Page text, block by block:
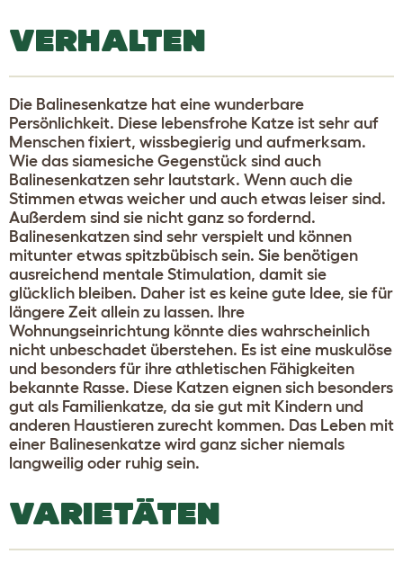
VERHALTEN
Die Balinesenkatze hat eine wunderbare
Persönlichkeit. Diese lebensfrohe Katze ist sehr auf
Menschen fixiert, wissbegierig und aufmerksam.
Wie das siamesiche Gegenstück sind auch
Balinesenkatzen sehr lautstark. Wenn auch die
Stimmen etwas weicher und auch etwas leiser sind.
Außerdem sind sie nicht ganz so fordernd.
Balinesenkatzen sind sehr verspielt und können
mitunter etwas spitzbübisch sein. Sie benötigen
ausreichend mentale Stimulation, damit sie
glücklich bleiben. Daher ist es keine gute Idee, sie für
längere Zeit allein zu lassen. Ihre
Wohnungseinrichtung könnte dies wahrscheinlich
nicht unbeschadet überstehen. Es ist eine muskulöse
und besonders für ihre athletischen Fähigkeiten
bekannte Rasse. Diese Katzen eignen sich besonders
gut als Familienkatze, da sie gut mit Kindern und
anderen Haustieren zurecht kommen. Das Leben mit
einer Balinesenkatze wird ganz sicher niemals
langweilig oder ruhig sein.
VARIETÄTEN